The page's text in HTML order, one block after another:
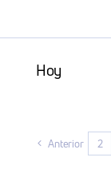
Hoy
Anterior 2